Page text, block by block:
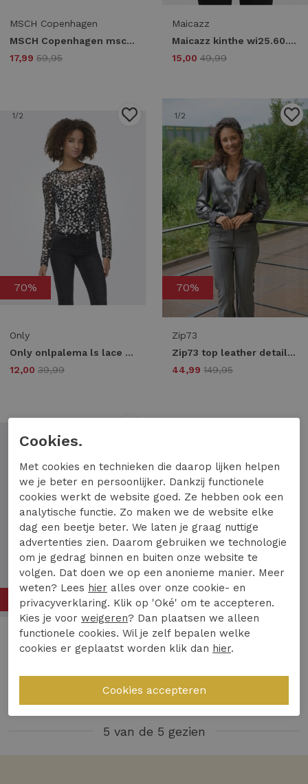
MSCH Copenhagen
MSCH Copenhagen mschmelisse b top 19524 T-shirt Lange mouw warm lgm
17,99 59,95
Maicazz
Maicazz kinthe wi25.60.008 T-shirt Lange mouw antracite
15,00 49,99
1/2
70%
Only
Only onlpalema ls lace sequin top wvn T-shirt Lange mouw silver
12,00 39,99
1/2
70%
Zip73
Zip73 top leather details w25/224/01/045 T-shirt Lange mouw 045 metallic grey
44,99 149,95
70%
Only
5 van de 5 gezien
Cookies.
Met cookies en technieken die daarop lijken helpen
we je beter en persoonlijker. Dankzij functionele
cookies werkt de website goed. Ze hebben ook een
analytische functie. Zo maken we de website elke
dag een beetje beter. We laten je graag nuttige
advertenties zien. Daarom gebruiken we technologie
om je gedrag binnen en buiten onze website te
volgen. Dat doen we op een anonieme manier. Meer
weten? Lees hier alles over onze cookie- en
privacyverklaring. Klik op 'Oké' om te accepteren.
Kies je voor weigeren? Dan plaatsen we alleen
functionele cookies. Wil je zelf bepalen welke
cookies er geplaatst worden klik dan hier.